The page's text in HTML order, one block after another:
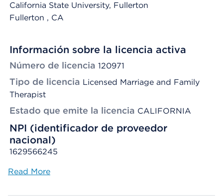
California State University, Fullerton
Fullerton , CA
Información sobre la licencia activa
Número de licencia 120971
Tipo de licencia Licensed Marriage and Family
Therapist
Estado que emite la licencia CALIFORNIA
NPI (identificador de proveedor
nacional)
1629566245
Read More